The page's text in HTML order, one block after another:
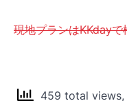
現地プランはKKday
459 total